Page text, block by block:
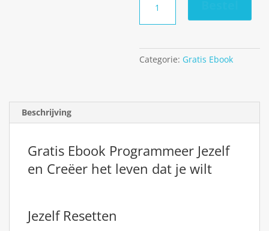
Ebook
Programmeer
aantal
Categorie: Gratis Ebook
Beschrijving
Gratis Ebook Programmeer Jezelf
en Creëer het leven dat je wilt
Jezelf Resetten